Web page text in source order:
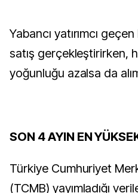
Yabancı yatırımcı geçen hafta tahvilde yüklü bir
satış gerçekleştirirken,
yoğunluğu azalsa da
SON 4 AYIN EN
Türkiye Cumhuriyet
(TCMB) yayımladığı